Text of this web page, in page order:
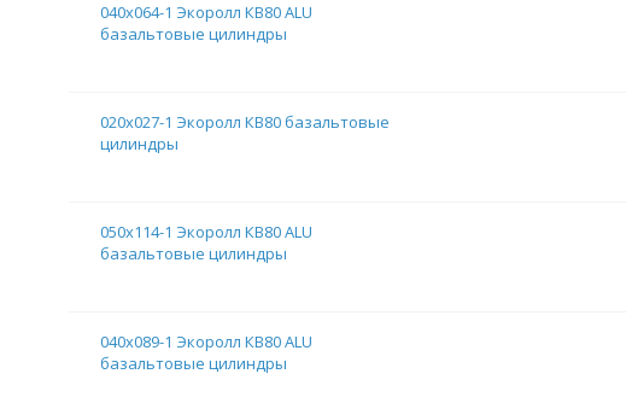
040х064-1 Экоролл КВ80 ALU
базальтовые цилиндры
020х027-1 Экоролл КВ80 базальтовые
цилиндры
050х114-1 Экоролл КВ80 ALU
базальтовые цилиндры
040х089-1 Экоролл КВ80 ALU
базальтовые цилиндры